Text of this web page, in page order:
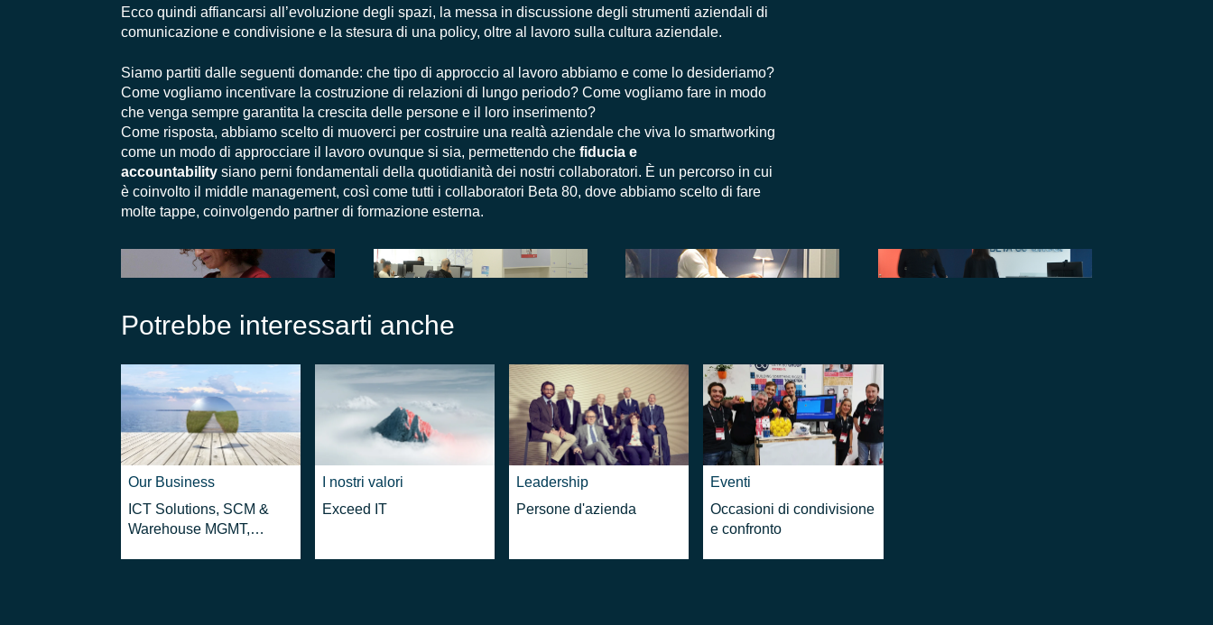
Ecco quindi affiancarsi all’evoluzione degli spazi, la messa in discussione degli strumenti aziendali di
comunicazione e condivisione e la stesura di una policy, oltre al lavoro sulla cultura aziendale.
Siamo partiti dalle seguenti domande: che tipo di approccio al lavoro abbiamo e come lo desideriamo?
Come vogliamo incentivare la costruzione di relazioni di lungo periodo? Come vogliamo fare in modo
che venga sempre garantita la crescita delle persone e il loro inserimento?
Come risposta, abbiamo scelto di muoverci per costruire una realtà aziendale che viva lo smartworking
come un modo di approcciare il lavoro ovunque si sia, permettendo chefiducia e
accountability siano perni fondamentali della quotidianità dei nostri collaboratori. È un percorso in cui
è coinvolto il middle management, così come tutti i collaboratori Beta 80, dove abbiamo scelto di fare
molte tappe, coinvolgendo partner di formazione esterna.
Potrebbe interessarti anche
Our Business
ICT Solutions, SCM &
Warehouse MGMT,
I nostri valori
Exceed IT
Leadership
Persone d'azienda
Eventi
Occasioni di condivisione
e confronto